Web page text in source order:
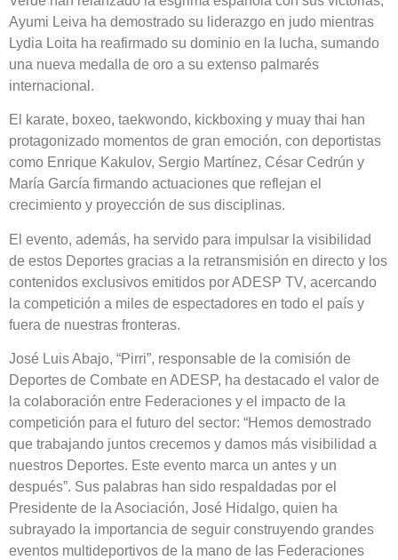
Ayumi Leiva ha demostrado su liderazgo en judo mientras
Lydia Loita ha reafirmado su dominio en la lucha, sumando
una nueva medalla de oro a su extenso palmarés
internacional.
El karate, boxeo, taekwondo, kickboxing y muay thai han
protagonizado momentos de gran emoción, con deportistas
como Enrique Kakulov, Sergio Martínez, César Cedrún y
María García firmando actuaciones que reflejan el
crecimiento y proyección de sus disciplinas.
El evento, además, ha servido para impulsar la visibilidad
de estos Deportes gracias a la retransmisión en directo y los
contenidos exclusivos emitidos por ADESP TV, acercando
la competición a miles de espectadores en todo el país y
fuera de nuestras fronteras.
José Luis Abajo, “Pirri”, responsable de la comisión de
Deportes de Combate en ADESP, ha destacado el valor de
la colaboración entre Federaciones y el impacto de la
competición para el futuro del sector: “Hemos demostrado
que trabajando juntos crecemos y damos más visibilidad a
nuestros Deportes. Este evento marca un antes y un
después”. Sus palabras han sido respaldadas por el
Presidente de la Asociación, José Hidalgo, quien ha
subrayado la importancia de seguir construyendo grandes
eventos multideportivos de la mano de las Federaciones